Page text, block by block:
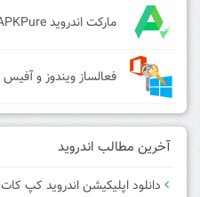
مارکت اندروید APKPure
فعالساز ویندوز و آفیس
آخرین مطالب اندروید
دانلود اپلیکیشن اندروید کپ کات CapCut